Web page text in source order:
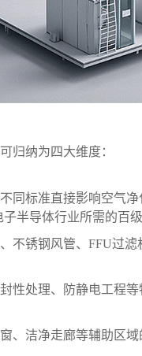
归纳为四大维度：
同标准直接影响空气
子半导体行业所需的百
不锈钢风管、FFU过
性处理、防静电工程
、洁净走廊等辅助区